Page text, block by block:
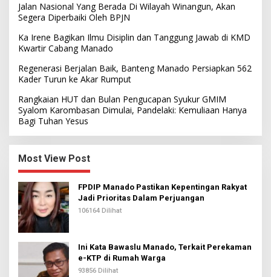
Jalan Nasional Yang Berada Di Wilayah Winangun, Akan
Segera Diperbaiki Oleh BPJN
Ka Irene Bagikan Ilmu Disiplin dan Tanggung Jawab di KMD
Kwartir Cabang Manado
Regenerasi Berjalan Baik, Banteng Manado Persiapkan 562
Kader Turun ke Akar Rumput
Rangkaian HUT dan Bulan Pengucapan Syukur GMIM
Syalom Karombasan Dimulai, Pandelaki: Kemuliaan Hanya
Bagi Tuhan Yesus
Most View Post
FPDIP Manado Pastikan Kepentingan Rakyat
Jadi Prioritas Dalam Perjuangan
106164 Dilihat
Ini Kata Bawaslu Manado, Terkait Perekaman
e-KTP di Rumah Warga
93856 Dilihat